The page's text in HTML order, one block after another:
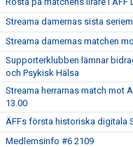
Streama damernas sista
Streama damernas matchen
Supporterklubben lämnar
och Psykisk Hälsa
Streama herrarnas match mot
13.00
ÄFFs första historiska digitala
Medlemsinfo #6 2109